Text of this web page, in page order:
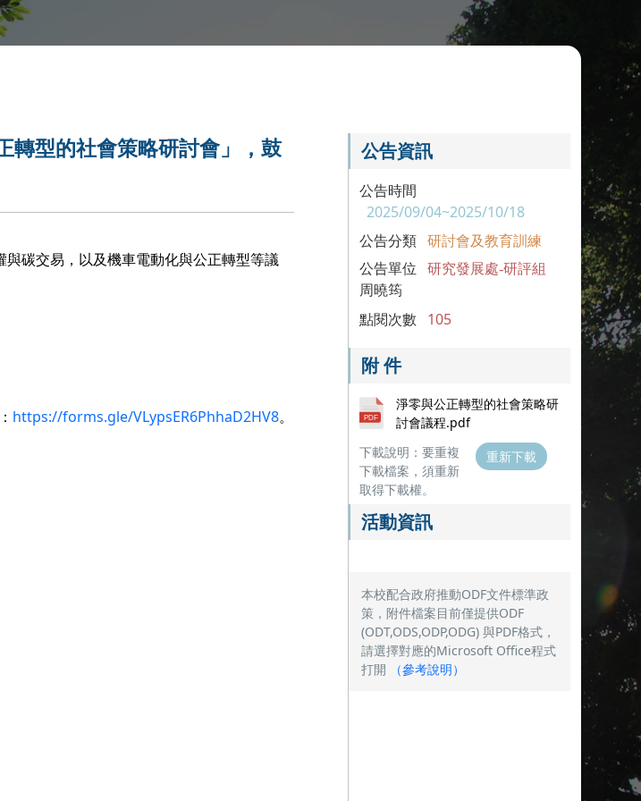
轉型的社會策略研討會」，鼓
碳交易，以及機車電動化與公正轉型等議
https://forms.gle/VLypsER6PhhaD2HV8。
公告資訊
公告時間
2025/09/04~2025/10/18
公告分類 研討會及教育訓練
公告單位
研究發展處-研評組
周曉筠
點閱次數 105
附 件
淨零與公正轉型的社會策略研
討會議程.pdf
下載說明：要重複
下載檔案，須重新
取得下載權。
重新下載
活動資訊
本校配合政府推動ODF文件標準政
策，附件檔案目前僅提供ODF
(ODT,ODS,ODP,ODG) 與PDF格式，
請選擇對應的Microsoft Office程式
打開
（參考說明）